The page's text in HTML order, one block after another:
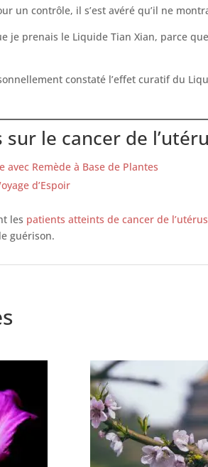
un contrôle, il s’est avéré qu’il ne
je prenais le Liquide Tian Xian, parce
constaté l’effet curatif du
le cancer de
avec Remède à Base de Plantes
d’Espoir
les patients atteints de cancer de l’utérus
guérison.